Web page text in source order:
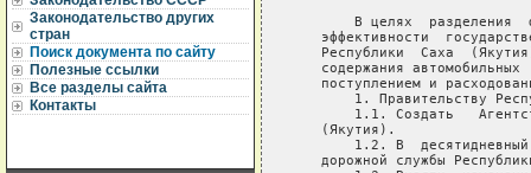
Законодательство других
стран
Поиск документа по сайту
Полезные ссылки
Все разделы сайта
Контакты
В целях  разделения
эффективности
Республики  Саха
содержания автомобильных
поступлением и
1. Правительству
1.1. Создать
   (Якутия).
1.2. В
дорожной службы